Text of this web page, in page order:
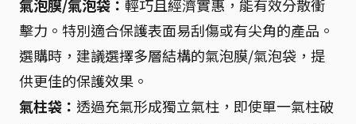
氣泡膜/氣泡袋： 輕巧且經濟實惠，能有效分散衝
擊力。特別適合保護表面易刮傷或有尖角的產品。
選購時，建議選擇多層結構的氣泡膜/氣泡袋，提
供更佳的保護效果。
氣柱袋： 透過充氣形成獨立氣柱，即使單一氣柱破